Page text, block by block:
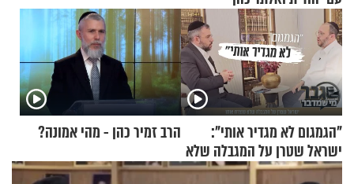
"הגמגום לא מגדיר אותי":
ישראל שטרן על המגבלה שלא
עוצרת אותו
הרב זמיר כהן - מהי אמונה?